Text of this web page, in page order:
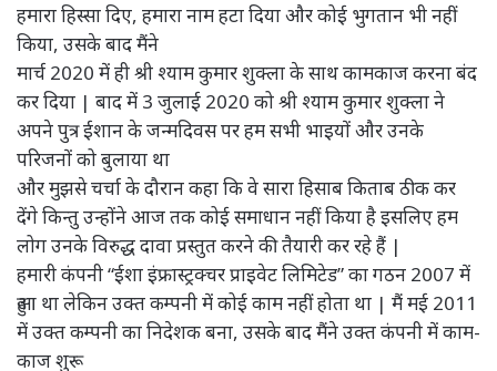
हमारा हिस्सा दिए, हमारा नाम हटा दिया और कोई भुगतान भी नहीं
किया, उसके बाद मैंने
मार्च 2020 में ही श्री श्याम कुमार शुक्ला के साथ कामकाज करना बंद
कर दिया | बाद में 3 जुलाई 2020 को श्री श्याम कुमार शुक्ला ने
अपने पुत्र ईशान के जन्मदिवस पर हम सभी भाइयों और उनके
परिजनों को बुलाया था
और मुझसे चर्चा के दौरान कहा कि वे सारा हिसाब किताब ठीक कर
देंगे किन्तु उन्होंने आज तक कोई समाधान नहीं किया है इसलिए हम
लोग उनके विरुद्ध दावा प्रस्तुत करने की तैयारी कर रहे हैं |
हमारी कंपनी “ईशा इंफ्रास्ट्रक्चर प्राइवेट लिमिटेड” का गठन 2007 में
हुआ था लेकिन उक्त कम्पनी में कोई काम नहीं होता था | मैं मई 2011
में उक्त कम्पनी का निदेशक बना, उसके बाद मैंने उक्त कंपनी में काम-
काज शुरू